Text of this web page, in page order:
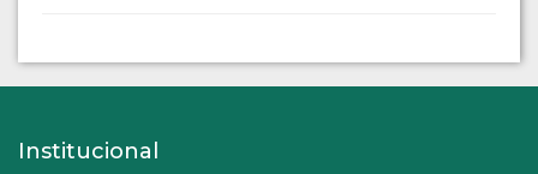
Institucional